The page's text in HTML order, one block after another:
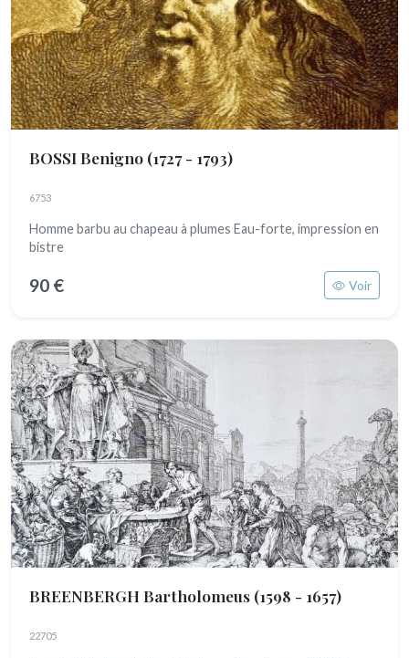
BOSSI Benigno (1727 - 1793)
6753
Homme barbu au chapeau à plumes Eau-forte, impression en
bistre
90 € Voir
BREENBERGH Bartholomeus (1598 - 1657)
22705